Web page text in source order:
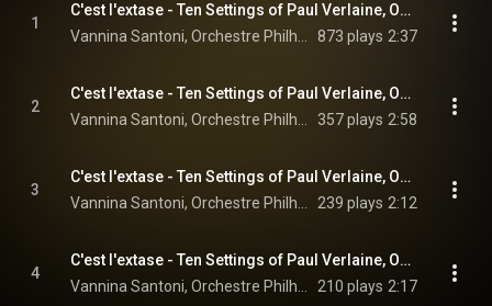
1
C'est l'extase - Ten Settings of Paul Verlaine, Op. 118: I. C'est l'extase langoureuse
873 plays 2:37
2
C'est l'extase - Ten Settings of Paul Verlaine, Op. 118: II. Il pleure dans mon cœur
357 plays 2:58
3
C'est l'extase - Ten Settings of Paul Verlaine, Op. 118: III. L'ombre des arbres
239 plays 2:12
4
C'est l'extase - Ten Settings of Paul Verlaine, Op. 118: IV. Green
210 plays 2:17